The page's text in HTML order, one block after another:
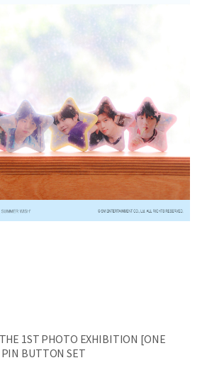
1ST PHOTO EXHIBITION [ONE
BUTTON SET